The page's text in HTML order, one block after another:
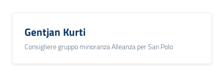
Gentjan Kurti
Consigliere gruppo minoranza Alleanza per San Polo